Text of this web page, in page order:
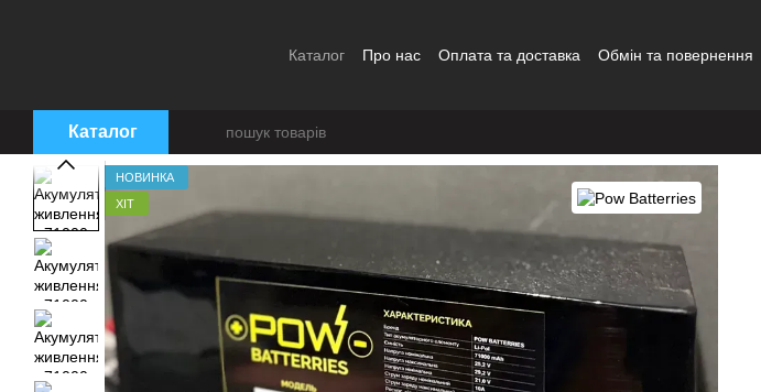
Каталог Про нас Оплата та доставка Обмін та повернення
Каталог
НОВИНКА
ХІТ